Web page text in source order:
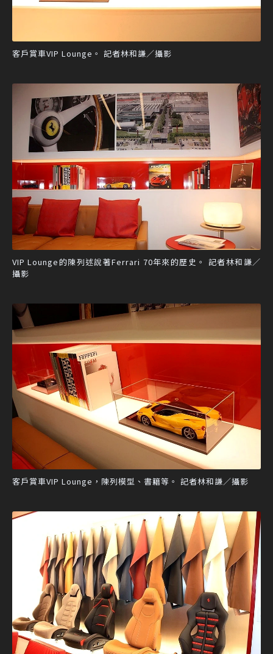
客戶賞車VIP Lounge。 記者林和謙／攝影
VIP Lounge的陳列述說著Ferrari 70年來的歷史。 記者林和謙／
攝影
客戶賞車VIP Lounge，陳列模型、書籍等。 記者林和謙／攝影